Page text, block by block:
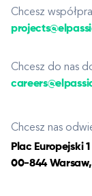
Chcesz
Chcesz do nas
Chcesz nas
Plac Europejski 1
00-844 Warsaw,